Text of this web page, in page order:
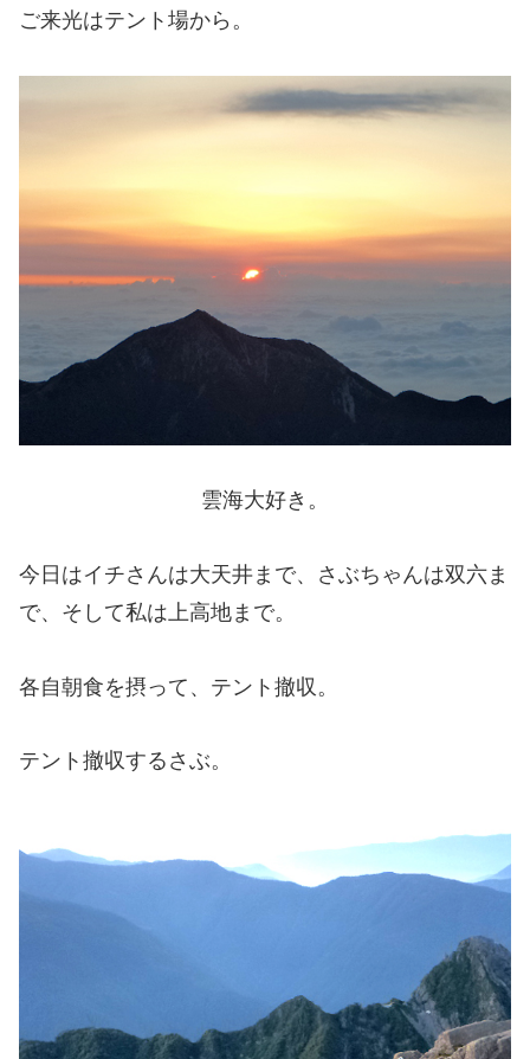
ご来光はテント場から。
雲海大好き。
今日はイチさんは大天井まで、さぶちゃんは双六ま
で、そして私は上高地まで。
各自朝食を摂って、テント撤収。
テント撤収するさぶ。